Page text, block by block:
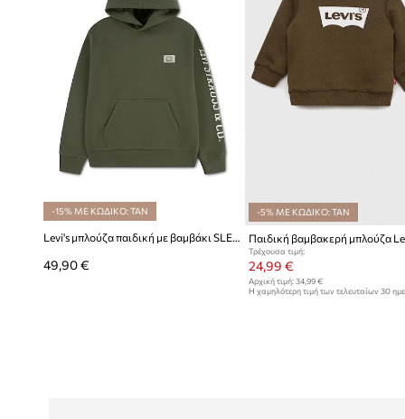
-15% ΜΕ ΚΩΔΙΚΟ: TAN
Levi's μπλούζα παιδική με βαμβάκι SLEEVE HIT HOODIE
49,90 €
-5% ΜΕ ΚΩΔΙΚΟ: TAN
Παιδική βαμβακερή μπλούζα
Τρέχουσα τιμή:
24,99 €
Αρχική τιμή:34,99 €
Η χαμηλότερη τιμή των τελευταίων 30